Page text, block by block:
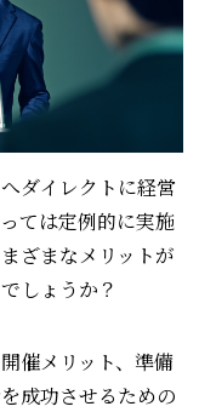
ダイレクトに経営
ては定例的に実施
ざまなメリットが
しょうか？
催メリット、準備
成功させるための